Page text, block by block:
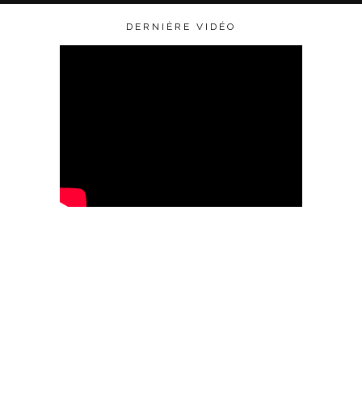
DERNIÈRE VIDÉO